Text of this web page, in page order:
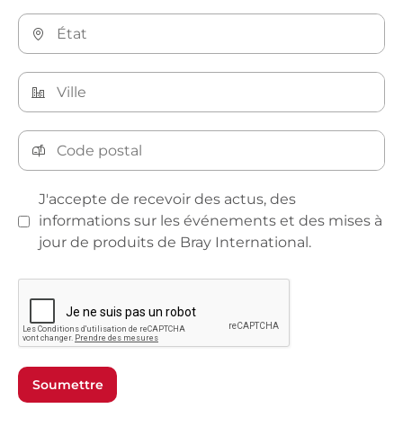
J'accepte de recevoir des actus, des
informations sur les événements et des mises à
jour de produits de Bray International.
Soumettre